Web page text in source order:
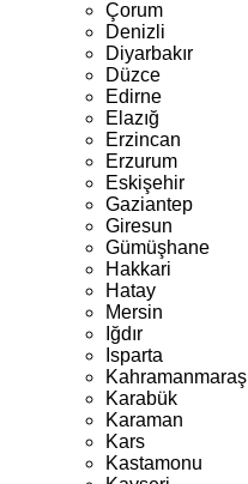
Çorum
Denizli
Diyarbakır
Düzce
Edirne
Elazığ
Erzincan
Erzurum
Eskişehir
Gaziantep
Giresun
Gümüşhane
Hakkari
Hatay
Mersin
Iğdır
Isparta
Kahramanmaraş
Karabük
Karaman
Kars
Kastamonu